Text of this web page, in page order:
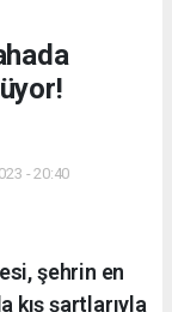
- 20:40
şehrin en
kış şartlarıyla